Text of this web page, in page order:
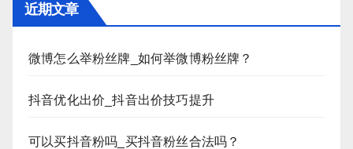
近期文章
微博怎么举粉丝牌_如何举微博粉丝牌？
抖音优化出价_抖音出价技巧提升
可以买抖音粉吗_买抖音粉丝合法吗？